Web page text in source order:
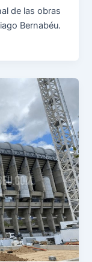
de las obras
Bernabéu.